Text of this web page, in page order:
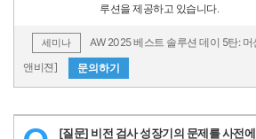
루션을 제공하고 있습니다.
세미나
AW 2025 베스트 솔루션 데이 5탄:
앤비젼]
문의하기
[질문] 비전 검사 성장기의 문제를 사전